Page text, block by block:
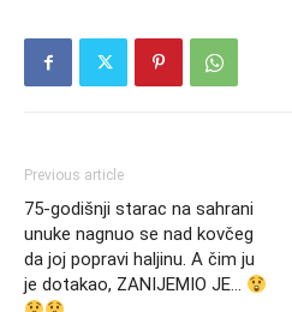
Previous article
75-godišnji starac na sahrani
unuke nagnuo se nad kovčeg
da joj popravi haljinu. A čim ju
je dotakao, ZANIJEMIO JE…